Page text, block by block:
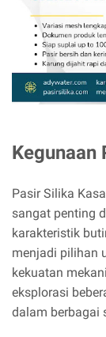
Kegunaan
Pasir Silika
sangat penting
karakteristik
menjadi pilihan
kekuatan
eksplorasi
dalam berbagai